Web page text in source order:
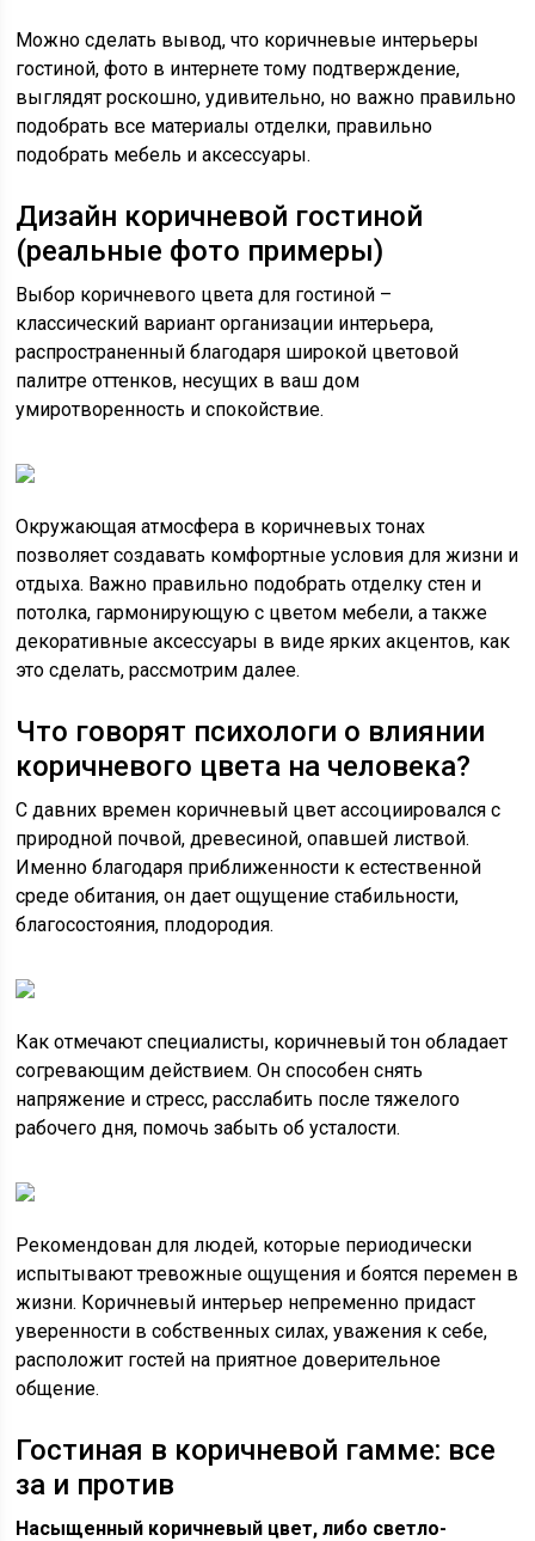
Можно сделать вывод, что коричневые интерьеры
гостиной, фото в интернете тому подтверждение,
выглядят роскошно, удивительно, но важно правильно
подобрать все материалы отделки, правильно
подобрать мебель и аксессуары.
Дизайн коричневой гостиной
(реальные фото примеры)
Выбор коричневого цвета для гостиной –
классический вариант организации интерьера,
распространенный благодаря широкой цветовой
палитре оттенков, несущих в ваш дом
умиротворенность и спокойствие.
Окружающая атмосфера в коричневых тонах
позволяет создавать комфортные условия для жизни и
отдыха. Важно правильно подобрать отделку стен и
потолка, гармонирующую с цветом мебели, а также
декоративные аксессуары в виде ярких акцентов, как
это сделать, рассмотрим далее.
Что говорят психологи о влиянии
коричневого цвета на человека?
С давних времен коричневый цвет ассоциировался с
природной почвой, древесиной, опавшей листвой.
Именно благодаря приближенности к естественной
среде обитания, он дает ощущение стабильности,
благосостояния, плодородия.
Как отмечают специалисты, коричневый тон обладает
согревающим действием. Он способен снять
напряжение и стресс, расслабить после тяжелого
рабочего дня, помочь забыть об усталости.
Рекомендован для людей, которые периодически
испытывают тревожные ощущения и боятся перемен в
жизни. Коричневый интерьер непременно придаст
уверенности в собственных силах, уважения к себе,
расположит гостей на приятное доверительное
общение.
Гостиная в коричневой гамме: все
за и против
Насыщенный коричневый цвет, либо светло-